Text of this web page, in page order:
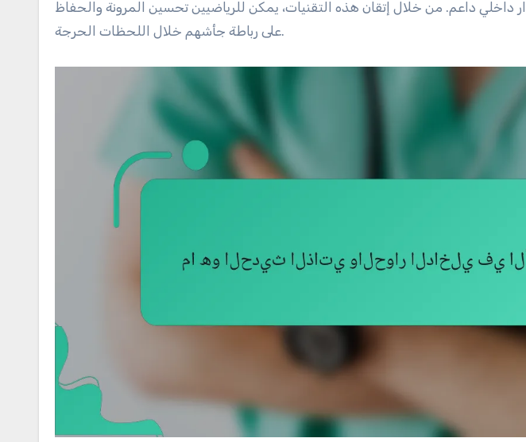
داخلي داعم. من خلال إتقان هذه التقنيات، يمكن للرياضيين تحسين المرونة والحفاظ
على رباطة جأشهم خلال اللحظات الحرجة.